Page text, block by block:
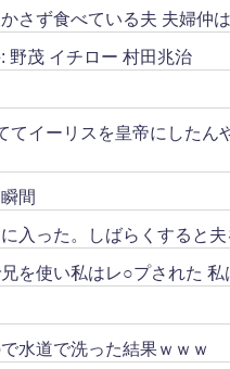
さず食べている夫 夫婦仲
野茂 イチロー 村田兆治
てイーリスを皇帝にした
間
入った。しばらくすると
を使い私はレ○プされた
水道で洗った結果ｗｗｗ